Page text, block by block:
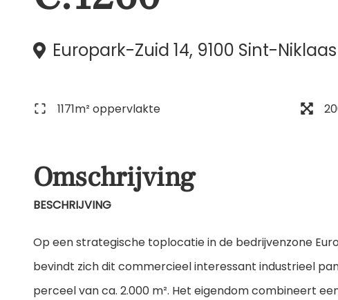
Europark-Zuid 14, 9100 Sint-Niklaas
1171m² oppervlakte
Omschrijving
BESCHRIJVING
Op een strategische toplocatie in de bedrijvenzone
bevindt zich dit commercieel interessant industrieel
perceel van ca. 2.000 m². Het eigendom combineert